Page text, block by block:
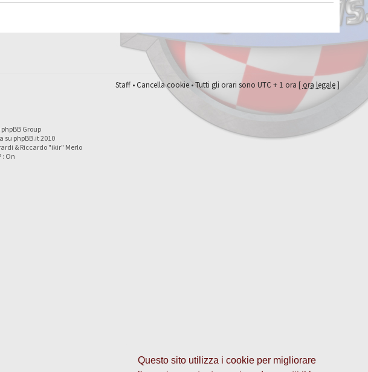
Questo sito utilizza i cookie per migliorare
Staff•Cancella cookie• Tutti gli orari sono UTC + 1 ora [ ora legale]
Group
su phpBB.it 2010
& Riccardo "ikir" Merlo
: On